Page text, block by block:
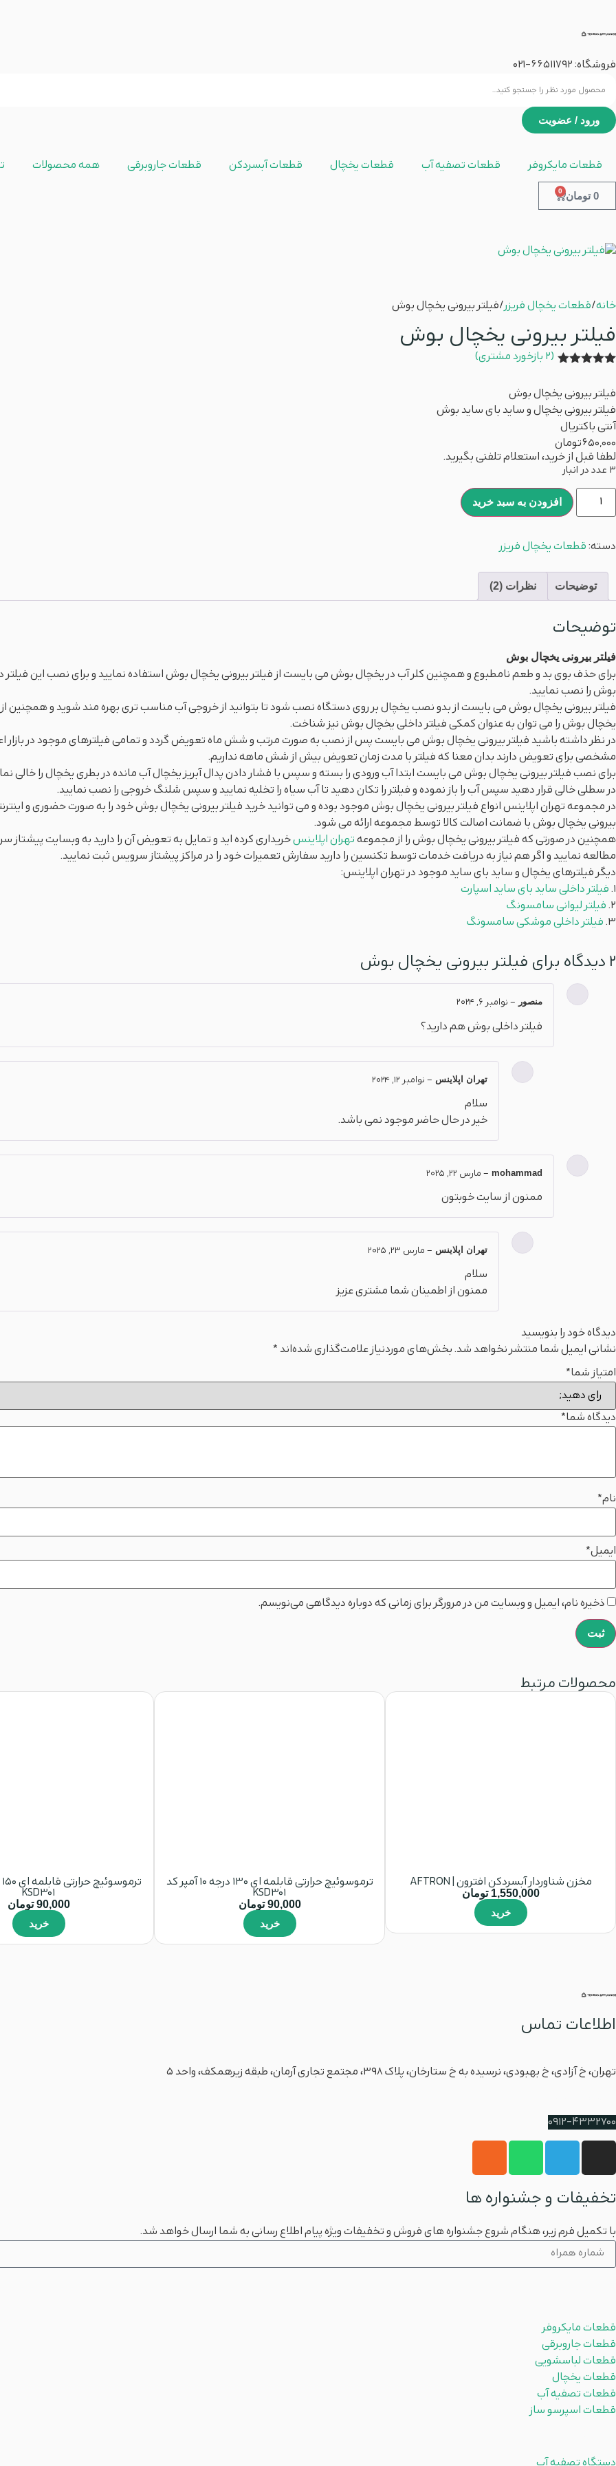
فروشگاه:66511792
-021
ورود / عضویت
قطعات مایکروفر قطعات تصفیه آب قطعات یخچال قطعات آبسردکن قطعات جاروبرقی همه محصولات
0 تومان 0
خانه/قطعات یخچال فریزر/ فیلتر بیرونی یخچال بوش
فیلتر بیرونی یخچال بوش
در
امتیازدهی
مشتری
(
2 بازخورد مشتری)
فیلتر بیرونی یخچال بوش
فیلتر بیرونی یخچال و ساید بای ساید بوش
آنتی باکتریال
650,000تومان
لطفا قبل از خرید، استعلام تلفنی بگیرید.
3 عدد در انبار
افزودن به سبد خرید
دسته:قطعات یخچال فریزر
توضیحات نظرات (2)
توضیحات
فیلتر بیرونی یخچال بوش
برای حذف بوی بد و طعم نامطبوع و همچنین کلر آب در یخچال بوش می بایست از فیلتر بیرونی یخچال بوش استفاده نمایید و برای نصب این
بوش را نصب نمایید.
فیلتر بیرونی یخچال بوش می بایست از بدو نصب یخچال بر روی دستگاه نصب شود تا بتوانید از خروجی آب مناسب تری بهره مند شوید و همچنین از
یخچال بوش را می توان به عنوان کمکی فیلتر داخلی یخچال بوش نیز شناخت.
در نظر داشته باشید فیلتر بیرونی یخچال بوش می بایست پس از نصب به صورت مرتب و شش ماه تعویض گردد و تمامی فیلترهای موجود در بازار
مشخصی برای تعویض دارند بدان معنا که فیلتر با مدت زمان تعویض بیش از شش ماهه نداریم.
برای نصب فیلتر بیرونی یخچال بوش می بایست ابتدا آب ورودی را بسته و سپس با فشار دادن پدال آبریز یخچال آب مانده در بطری یخچال را خالی
در سطلی خالی قرار دهید سپس آب را باز نموده و فیلتر را تکان دهید تا آب سیاه را تخلیه نمایید و سپس شلنگ خروجی را نصب نمایید.
در مجموعه تهران اپلاینس انواع فیلتر بیرونی یخچال بوش موجود بوده و می توانید خرید فیلتر بیرونی یخچال بوش خود را به صورت حضوری و
بیرونی یخچال بوش با ضمانت اصالت کالا توسط مجموعه ارائه می شود.
همچنین در صورتی که فیلتر بیرونی یخچال بوش را از مجموعهتهران اپلاینسخریداری کرده اید و تمایل به تعویض آن را دارید به وبسایت
مطالعه نمایید و اگر هم نیاز به دریافت خدمات توسط تکنسین را دارید سفارش تعمیرات خود را در مراکز پیشتاز سرویس ثبت نمایید.
دیگر فیلترهای یخچال و ساید بای ساید موجود در تهران اپلاینس:
1. فیلتر داخلی ساید بای ساید اسپارت
2. فیلتر لیوانی سامسونگ
3. فیلتر داخلی موشکی سامسونگ
2 دیدگاه برای فیلتر بیرونی یخچال بوش
منصور – نوامبر 6, 2024
فیلتر داخلی بوش هم دارید؟
تهران اپلاینس – نوامبر 12, 2024
سلام
خیر در حال حاضر موجود نمی باشد.
mohammad
– مارس 22, 2025
ممنون از سایت خوبتون
تهران اپلاینس – مارس 23, 2025
سلام
ممنون از اطمینان شما مشتری عزیز
دیدگاه خود را بنویسید
نشانی ایمیل شما منتشر نخواهد شد.بخش‌های موردنیاز علامت‌گذاری شده‌اند *
امتیاز شما*
دیدگاه شما*
نام*
ایمیل*
ذخیره نام، ایمیل و وبسایت من در مرورگر برای زمانی که دوباره دیدگاهی می‌نویسم.
محصولات مرتبط
مخزن شناوردار آبسردکن افترون | AFTRON
1,550,000 تومان
خرید
ترموسوئیچ حرارتی قابلمه ای 130 درجه 10 آمپر کد
KSD301
90,000 تومان
خرید
KSD301
90,000 تومان
خرید
اطلاعات تماس
تهران، خ آزادی، خ بهبودی، نرسیده به خ ستارخان، پلاک ۳۹۸، مجتمع تجاری آرمان، طبقه زیرهمکف، واحد 5
0912-4332700
تخفیفات و جشنواره ها
با تکمیل فرم زیر، هنگام شروع جشنواره های فروش و تخفیفات ویژه پیام اطلاع رسانی به شما ارسال خواهد شد.
قطعات مایکروفر
قطعات جاروبرقی
قطعات لباسشویی
قطعات یخچال
قطعات تصفیه آب
قطعات اسپرسو ساز
دستگاه تصفیه آب